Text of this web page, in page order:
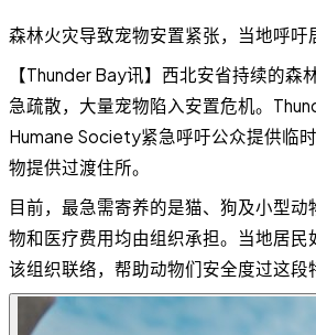
森林火灾导致宠物安置紧张，当地呼吁
【Thunder Bay讯】西北安省持续的森
急疏散，大量宠物陷入安置危机。
Humane Society紧急呼吁公众提供临
物提供过渡住所。
目前，最急需寄养的是猫、狗及小型动
物和医疗费用均由组织承担。当地居民
该组织联络，帮助动物们安全度过这段